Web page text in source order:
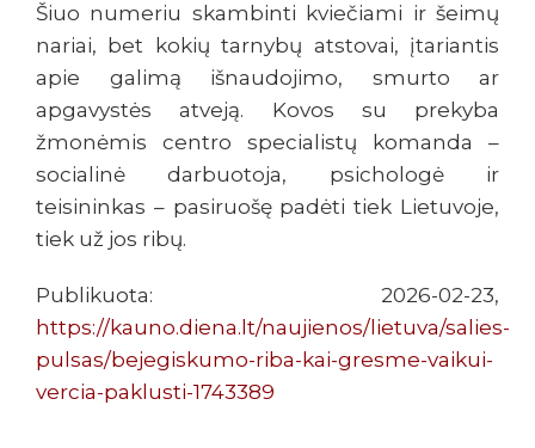
Šiuo numeriu skambinti kviečiami ir šeimų
nariai, bet kokių tarnybų atstovai, įtariantis
apie galimą išnaudojimo, smurto ar
apgavystės atveją. Kovos su prekyba
žmonėmis centro specialistų komanda –
socialinė darbuotoja, psichologė ir
teisininkas – pasiruošę padėti tiek Lietuvoje,
tiek už jos ribų.
Publikuota: 2026-02-23,
https://kauno.diena.lt/naujienos/lietuva/salies-
pulsas/bejegiskumo-riba-kai-gresme-vaikui-
vercia-paklusti-1743389